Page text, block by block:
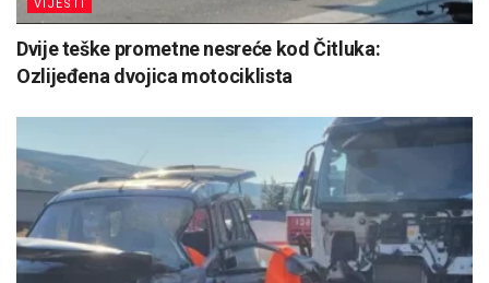
VIJESTI
Dvije teške prometne nesreće kod Čitluka:
Ozlijeđena dvojica motociklista